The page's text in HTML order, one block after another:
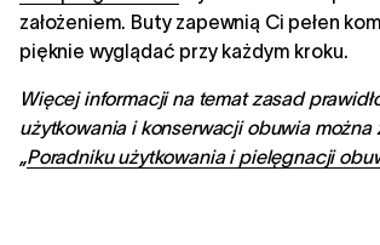
założeniem. Buty zapewnią Ci pełen
pięknie wyglądać przy każdym kroku.
Więcej informacji na temat zasad
użytkowania i konserwacji obuwia można
„Poradniku użytkowania i pielęgnacji